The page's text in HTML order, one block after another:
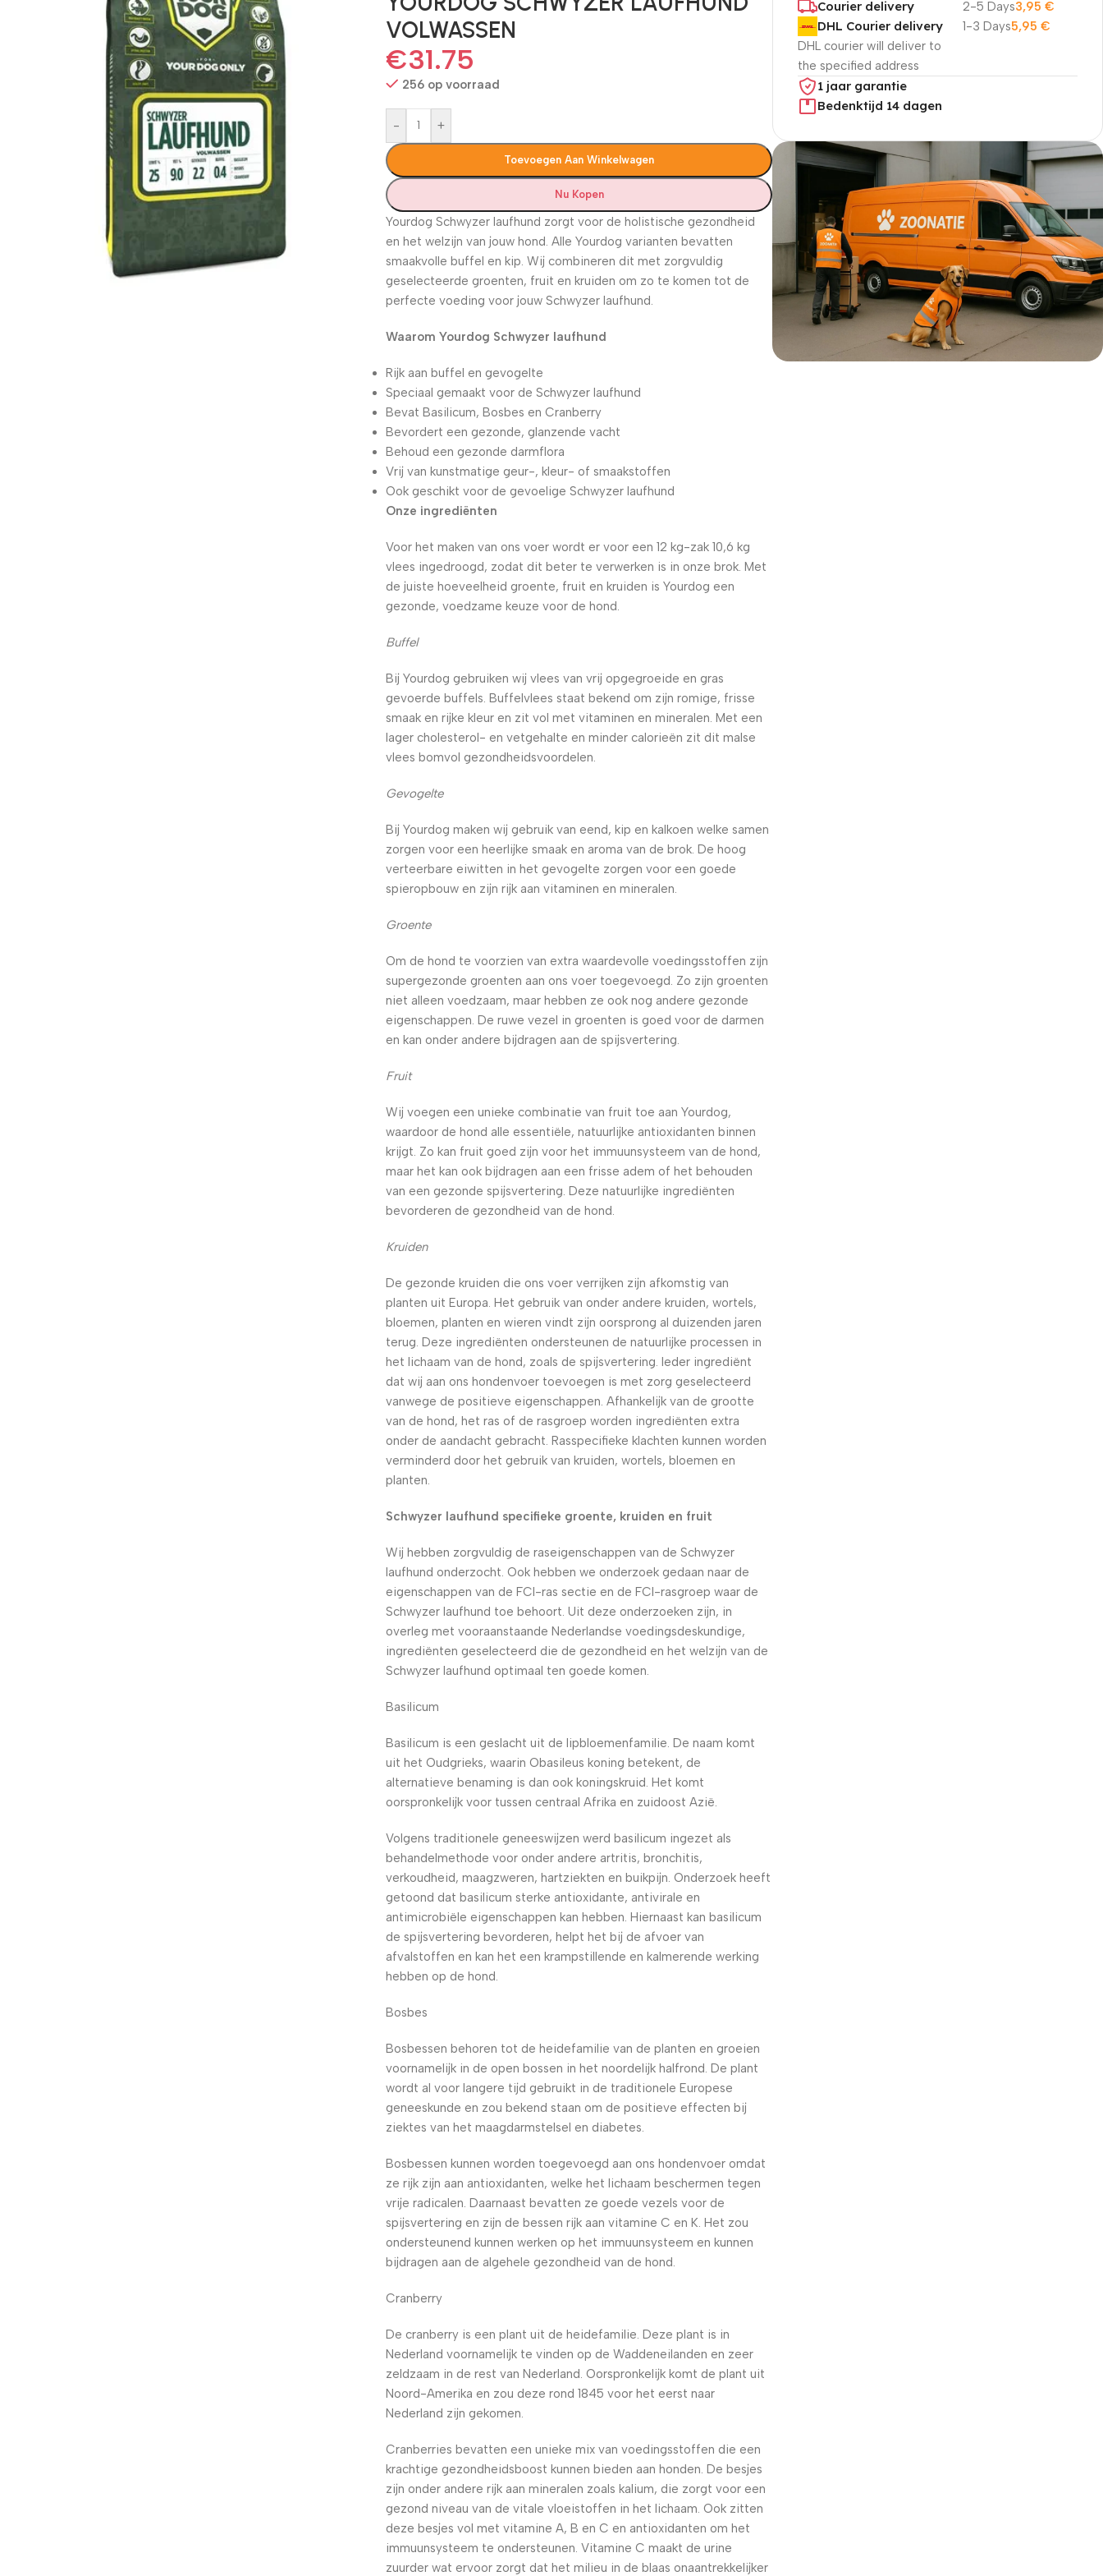
VOLWASSEN
€31.75
256 op voorraad
- +
Toevoegen Aan Winkelwagen
Nu Kopen
Yourdog Schwyzer laufhund zorgt voor de holistische gezondheid
en het welzijn van jouw hond. Alle Yourdog varianten bevatten
smaakvolle buffel en kip. Wij combineren dit met zorgvuldig
geselecteerde groenten, fruit en kruiden om zo te komen tot de
perfecte voeding voor jouw Schwyzer laufhund.
Waarom Yourdog Schwyzer laufhund
Rijk aan buffel en gevogelte
Speciaal gemaakt voor de Schwyzer laufhund
Bevat Basilicum, Bosbes en Cranberry
Bevordert een gezonde, glanzende vacht
Behoud een gezonde darmflora
Vrij van kunstmatige geur-, kleur- of smaakstoffen
Ook geschikt voor de gevoelige Schwyzer laufhund
Onze ingrediënten
Voor het maken van ons voer wordt er voor een 12 kg-zak 10,6 kg
vlees ingedroogd, zodat dit beter te verwerken is in onze brok. Met
de juiste hoeveelheid groente, fruit en kruiden is Yourdog een
gezonde, voedzame keuze voor de hond.
Buffel
Bij Yourdog gebruiken wij vlees van vrij opgegroeide en gras
gevoerde buffels. Buffelvlees staat bekend om zijn romige, frisse
smaak en rijke kleur en zit vol met vitaminen en mineralen. Met een
lager cholesterol- en vetgehalte en minder calorieën zit dit malse
vlees bomvol gezondheidsvoordelen.
Gevogelte
Bij Yourdog maken wij gebruik van eend, kip en kalkoen welke samen
zorgen voor een heerlijke smaak en aroma van de brok. De hoog
verteerbare eiwitten in het gevogelte zorgen voor een goede
spieropbouw en zijn rijk aan vitaminen en mineralen.
Groente
Om de hond te voorzien van extra waardevolle voedingsstoffen zijn
supergezonde groenten aan ons voer toegevoegd. Zo zijn groenten
niet alleen voedzaam, maar hebben ze ook nog andere gezonde
eigenschappen. De ruwe vezel in groenten is goed voor de darmen
en kan onder andere bijdragen aan de spijsvertering.
Fruit
Wij voegen een unieke combinatie van fruit toe aan Yourdog,
waardoor de hond alle essentiële, natuurlijke antioxidanten binnen
krijgt. Zo kan fruit goed zijn voor het immuunsysteem van de hond,
maar het kan ook bijdragen aan een frisse adem of het behouden
van een gezonde spijsvertering. Deze natuurlijke ingrediënten
bevorderen de gezondheid van de hond.
Kruiden
De gezonde kruiden die ons voer verrijken zijn afkomstig van
planten uit Europa. Het gebruik van onder andere kruiden, wortels,
bloemen, planten en wieren vindt zijn oorsprong al duizenden jaren
terug. Deze ingrediënten ondersteunen de natuurlijke processen in
het lichaam van de hond, zoals de spijsvertering. Ieder ingrediënt
dat wij aan ons hondenvoer toevoegen is met zorg geselecteerd
vanwege de positieve eigenschappen. Afhankelijk van de grootte
van de hond, het ras of de rasgroep worden ingrediënten extra
onder de aandacht gebracht. Rasspecifieke klachten kunnen worden
verminderd door het gebruik van kruiden, wortels, bloemen en
planten.
Schwyzer laufhund specifieke groente, kruiden en fruit
Wij hebben zorgvuldig de raseigenschappen van de Schwyzer
laufhund onderzocht. Ook hebben we onderzoek gedaan naar de
eigenschappen van de FCI-ras sectie en de FCI-rasgroep waar de
Schwyzer laufhund toe behoort. Uit deze onderzoeken zijn, in
overleg met vooraanstaande Nederlandse voedingsdeskundige,
ingrediënten geselecteerd die de gezondheid en het welzijn van de
Schwyzer laufhund optimaal ten goede komen.
Basilicum
Basilicum is een geslacht uit de lipbloemenfamilie. De naam komt
uit het Oudgrieks, waarin Obasileus koning betekent, de
alternatieve benaming is dan ook koningskruid. Het komt
oorspronkelijk voor tussen centraal Afrika en zuidoost Azië.
Volgens traditionele geneeswijzen werd basilicum ingezet als
behandelmethode voor onder andere artritis, bronchitis,
verkoudheid, maagzweren, hartziekten en buikpijn. Onderzoek heeft
getoond dat basilicum sterke antioxidante, antivirale en
antimicrobiële eigenschappen kan hebben. Hiernaast kan basilicum
de spijsvertering bevorderen, helpt het bij de afvoer van
afvalstoffen en kan het een krampstillende en kalmerende werking
hebben op de hond.
Bosbes
Bosbessen behoren tot de heidefamilie van de planten en groeien
voornamelijk in de open bossen in het noordelijk halfrond. De plant
wordt al voor langere tijd gebruikt in de traditionele Europese
geneeskunde en zou bekend staan om de positieve effecten bij
ziektes van het maagdarmstelsel en diabetes.
Bosbessen kunnen worden toegevoegd aan ons hondenvoer omdat
ze rijk zijn aan antioxidanten, welke het lichaam beschermen tegen
vrije radicalen. Daarnaast bevatten ze goede vezels voor de
spijsvertering en zijn de bessen rijk aan vitamine C en K. Het zou
ondersteunend kunnen werken op het immuunsysteem en kunnen
bijdragen aan de algehele gezondheid van de hond.
Cranberry
De cranberry is een plant uit de heidefamilie. Deze plant is in
Nederland voornamelijk te vinden op de Waddeneilanden en zeer
zeldzaam in de rest van Nederland. Oorspronkelijk komt de plant uit
Noord-Amerika en zou deze rond 1845 voor het eerst naar
Nederland zijn gekomen.
Cranberries bevatten een unieke mix van voedingsstoffen die een
krachtige gezondheidsboost kunnen bieden aan honden. De besjes
zijn onder andere rijk aan mineralen zoals kalium, die zorgt voor een
gezond niveau van de vitale vloeistoffen in het lichaam. Ook zitten
deze besjes vol met vitamine A, B en C en antioxidanten om het
immuunsysteem te ondersteunen. Vitamine C maakt de urine
zuurder wat ervoor zorgt dat het milieu in de blaas onaantrekkelijker
Courier delivery
2-5 Days3,95€
DHL Courier delivery
DHL courier will deliver to
the specified address
1-3 Days5,95€
1 jaar garantie
Bedenktijd 14 dagen